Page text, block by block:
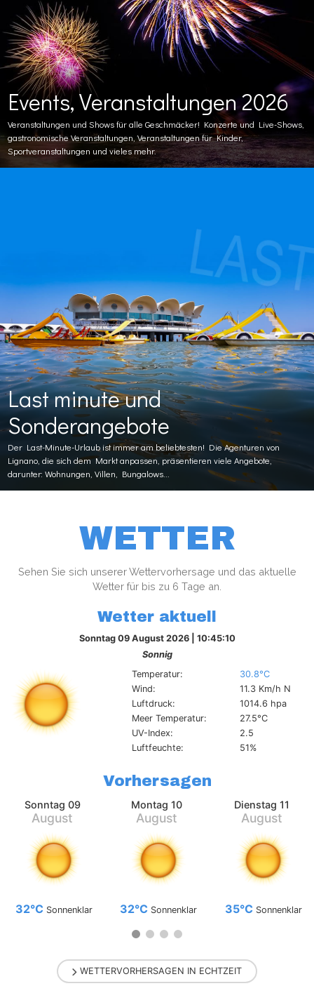
Events, Veranstaltungen 2026
Veranstaltungen und Shows für alle Geschmäcker! Konzerte und Live-Shows,
gastronomische Veranstaltungen, Veranstaltungen für Kinder,
Sportveranstaltungen und vieles mehr.
Last minute und
Sonderangebote
Der Last-Minute-Urlaub ist immer am beliebtesten! Die Agenturen von
Lignano, die sich dem Markt anpassen, präsentieren viele Angebote,
darunter: Wohnungen, Villen, Bungalows...
WETTER
Sehen Sie sich unserer Wettervorhersage und das aktuelle
Wetter für bis zu 6 Tage an.
Wetter aktuell
Sonntag 09 August 2026 | 10:45:10
Sonnig
Temperatur:
30.8°C
Wind:
11.3 Km/h N
Luftdruck:
1014.6 hpa
Meer Temperatur:
27.5°C
UV-Index:
2.5
Luftfeuchte:
51%
Vorhersagen
Sonntag 09
August
32°C Sonnenklar
Montag 10
August
32°C Sonnenklar
Dienstag 11
August
35°C Sonnenklar
WETTERVORHERSAGEN IN ECHTZEIT